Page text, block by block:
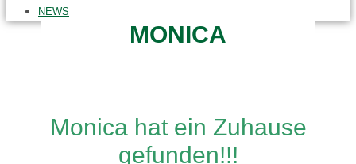
NEWS
MONICA
Monica hat ein Zuhause
gefunden!!!